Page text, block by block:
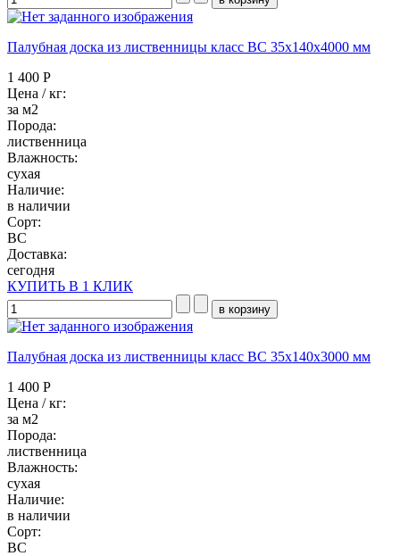
Палубная доска из лиственницы класс ВC 35x140x4000 мм
1 400 Р
Цена / кг:
за м2
Порода:
лиственница
Влажность:
сухая
Наличие:
в наличии
Сорт:
BC
Доставка:
сегодня
КУПИТЬ В 1 КЛИК
Палубная доска из лиственницы класс ВC 35x140x3000 мм
1 400 Р
Цена / кг:
за м2
Порода:
лиственница
Влажность:
сухая
Наличие:
в наличии
Сорт:
BC